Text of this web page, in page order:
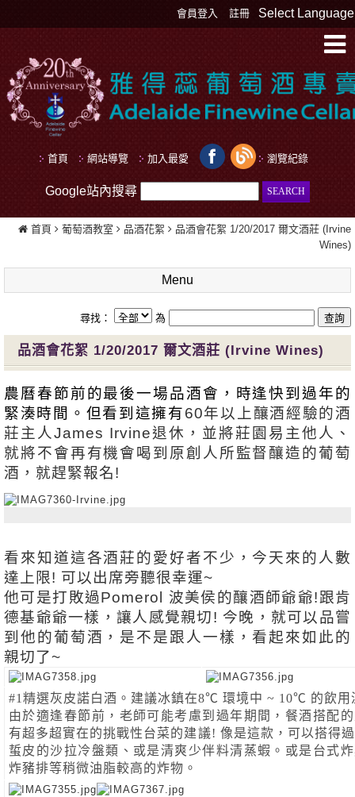
Select Language
會員登入 註冊
首頁 網站導覽 加入最愛 瀏覽紀錄
Google站內搜尋
首頁 葡萄酒教室 品酒花絮
品酒會花絮 1/20/2017 爾文酒莊 (Irvine
Wines)
Menu
尋找： 為
品酒會花絮 1/20/2017 爾文酒莊 (Irvine Wines)
農曆春節前的最後一場品酒會，時逢快到過年的
緊湊時間。但看到這擁有60年以上釀酒經驗的酒
莊主人James Irvine退休，並將莊園易主他人、
就將不會再有機會喝到原創人所監督釀造的葡萄
酒，就趕緊報名!
看來知道這各酒莊的愛好者不少，今天來的人數
達上限! 可以出席旁聽很幸運~
他可是打敗過Pomerol 波美侯的釀酒師爺爺!跟肯
德基爺爺一樣，讓人感覺親切! 今晚，就可以品嘗
到他的葡萄酒，是不是跟人一樣，看起來如此的
親切了~
#1精選灰皮諾白酒。建議冰鎮在8℃ 環境中 ~ 10℃ 的飲用
由於適逢春節前，老師可能考慮到過年期間，餐酒搭配
有超多超實在的挑戰性台菜的建議! 像是這款，可以搭得
蜇皮的沙拉冷盤類、或是清爽少伴料清蒸蝦。或是台式
炸豬排等稍微油脂較高的炸物。